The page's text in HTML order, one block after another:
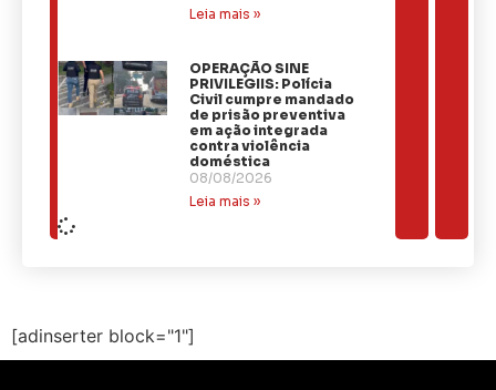
Leia mais »
OPERAÇÃO SINE
PRIVILEGIIS: Polícia
Civil cumpre mandado
de prisão preventiva
em ação integrada
contra violência
doméstica
08/08/2026
Leia mais »
[adinserter block="1"]